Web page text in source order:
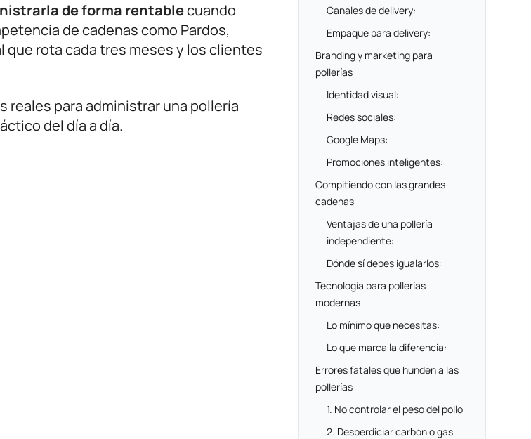
de forma rentablecuando
de cadenas como Pardos,
que rota cada tres meses y los clientes
reales para administrar una pollería
del día a día.
Canales de delivery:
Empaque para delivery:
Branding y marketing para
pollerías
Identidad visual:
Redes sociales:
Google Maps:
Promociones inteligentes:
Compitiendo con las grandes
cadenas
Ventajas de una pollería
independiente:
Dónde sí debes igualarlos:
Tecnología para pollerías
modernas
Lo mínimo que necesitas:
Lo que marca la diferencia:
Errores fatales que hunden a las
pollerías
1. No controlar el peso del pollo
2. Desperdiciar carbón o gas